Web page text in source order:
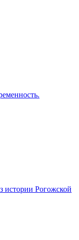
истории Рогожской